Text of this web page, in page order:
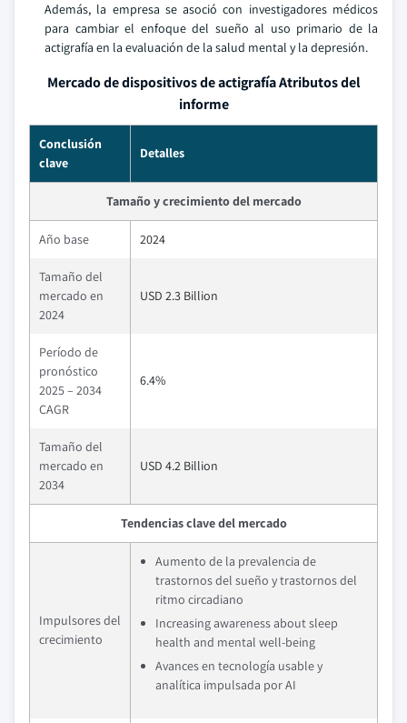
Además, la empresa se asoció con investigadores médicos
para cambiar el enfoque del sueño al uso primario de la
actigrafía en la evaluación de la salud mental y la depresión.
Mercado de dispositivos de actigrafía Atributos del
informe
Conclusión
clave
Detalles
Tamaño y crecimiento del mercado
Año base 2024
Tamaño del
mercado en
2024
USD 2.3 Billion
Período de
pronóstico
2025 – 2034
CAGR
6.4%
Tamaño del
mercado en
2034
USD 4.2 Billion
Tendencias clave del mercado
Impulsores del
crecimiento
Aumento de la prevalencia de
trastornos del sueño y trastornos del
ritmo circadiano
Increasing awareness about sleep
health and mental well-being
Avances en tecnología usable y
analítica impulsada por AI